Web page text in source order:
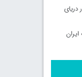
دریای